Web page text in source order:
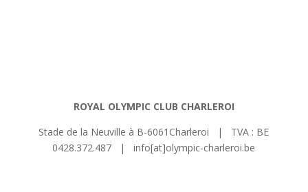
ROYAL OLYMPIC CLUB CHARLEROI
Stade de la Neuville à B-6061Charleroi | TVA : BE
0428.372.487 | info[at]olympic-charleroi.be